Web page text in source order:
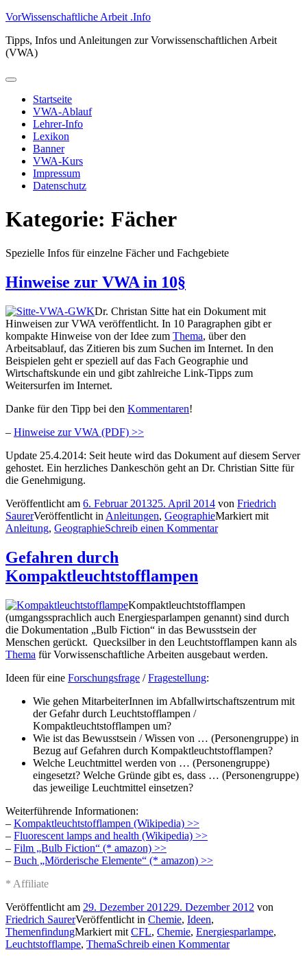
Zum
springen
VorWissenschaftliche Arbeit .Info
Tipps, Infos und Anleitungen zur Vorwissenschaftlichen Arbeit
(VWA)
Primäres
Startseite
VWA-Ablauf
Lehrer-Info
Lexikon
Banner
VWA-Kurs
Impressum
Datenschutz
Kategorie: Fächer
Spezielle Infos für einzelne Fächer und Fachgebiete
Hinweise zur VWA in 10§
Dr. Christan Sitte hat ein Dokument mit
Hinweisen zur VWA veröffentlicht. In 10 Paragraphen gibt er
kompakte Hinweise von der Idee zum Thema, über den
Arbeitsablauf, das Zitieren bis zum Suchen im Internet. In den
Beispielen geht er speziell auf das Fach Geographie und
Wirtschaftskunde ein und gibt zahlreiche Link-Tipps zum
Weitersurfen im Internet.
Danke für den Tipp bei den Kommentaren!
– Hinweise zur VWA (PDF) >>
Update 25.4.2014: Seit heute wird das Dokument auf diesem Server
gehostet. Ein herzliches Dankeschön geht an Dr. Christian Sitte für
die Genehmigung.
Veröffentlicht am 6. Februar 201325. April 2014 von Friedrich
SaurerVeröffentlicht in Anleitungen, GeographieMarkiert mit
Anleitung, GeographieSchreib einen Kommentar
Gefahren durch
Kompaktleuchtstofflampen
Kompaktleuchtstofflampen
(umgangssprachlich auch Energiesparlampen genannt) sind durch
die Dokumentation „Bulb Fiction“ in das Bewusstsein der
Menschen gerückt. Quecksilber in den Leuchtstofflampen kann als
Thema für Vorwissenschaftliche Arbeiten ausgebaut werden.
Ideen für eine Forschungsfrage /Fragestellung:
Wie gehen MitarbeiterInnen im Abfallwirtschaftszentrum mit
der Gefahr durch Leuchtstofflampen /
Kompaktleuchtstofflampen um?
Wie ist das Bewusstsein / Wissen von … (Personengruppe) in
Bezug auf Gefahren durch Kompaktleuchtstofflampen?
Welche Leuchtmittel werden von … (Personengruppe)
eingesetzt? Welche Gründe gibt es, dass … (Personengruppe)
das jeweilige Leuchtmittel einsetzen?
Weiterführende Informationen:
– Kompaktleuchtstofflampen (Wikipedia) >>
– Fluorescent lamps and health (Wikipedia) >>
– Film „Bulb Fiction“ (* amazon) >>
– Buch „Mörderische Elemente“ (* amazon) >>
* Affiliate
Veröffentlicht am 29. Dezember 201229. Dezember 2012 von
Friedrich SaurerVeröffentlicht in Chemie, Ideen,
ThemenfindungMarkiert mit CFL, Chemie, Energiesparlampe,
Leuchtstofflampe, ThemaSchreib einen Kommentar